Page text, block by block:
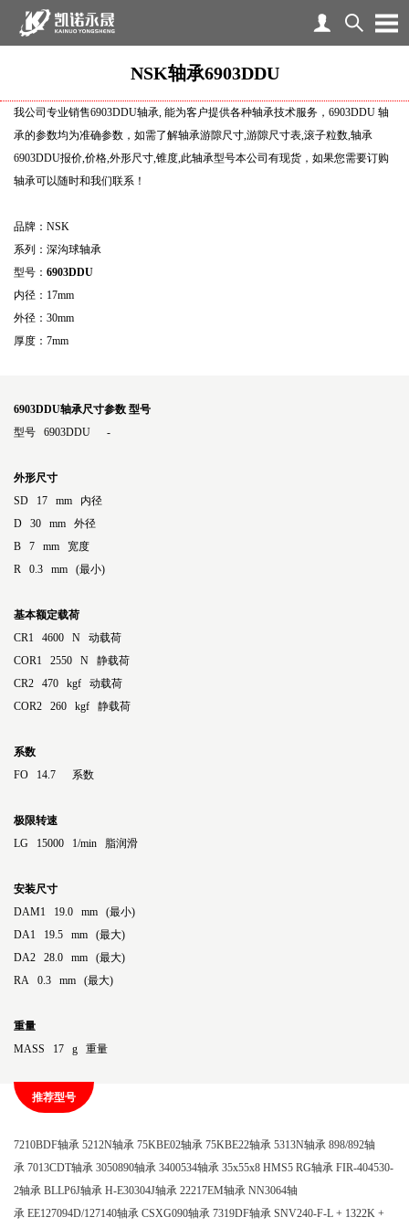
NSK轴承6903DDU
我公司专业销售6903DDU轴承, 能为客户提供各种轴承技术服务，6903DDU 轴
承的参数均为准确参数，如需了解轴承游隙尺寸,游隙尺寸表,滚子粒数,轴承
6903DDU报价,价格,外形尺寸,锥度,此轴承型号本公司有现货，如果您需要订购
轴承可以随时和我们联系！
品牌：NSK
系列：深沟球轴承
型号： 6903DDU
内径：17mm
外径：30mm
厚度：7mm
6903DDU轴承尺寸参数 型号
型号 6903DDU -
外形尺寸
SD 17 mm 内径
D 30 mm 外径
B 7 mm 宽度
R 0.3 mm (最小)
基本额定载荷
CR1 4600 N 动载荷
COR1 2550 N 静载荷
CR2 470 kgf 动载荷
COR2 260 kgf 静载荷
系数
FO 14.7 系数
极限转速
LG 15000 1/min 脂润滑
安装尺寸
DAM1 19.0 mm (最小)
DA1 19.5 mm (最大)
DA2 28.0 mm (最大)
RA 0.3 mm (最大)
重量
MASS 17 g 重量
推荐型号
7210BDF轴承 5212N轴承 75KBE02轴承 75KBE22轴承 5313N轴承 898/892轴
承 7013CDT轴承 3050890轴承 3400534轴承 35x55x8 HMS5 RG轴承 FIR-404530-
2轴承 BLLP6J轴承 H-E30304J轴承 22217EM轴承 NN3064轴
承 EE127094D/127140轴承 CSXG090轴承 7319DF轴承 SNV240-F-L + 1322K +